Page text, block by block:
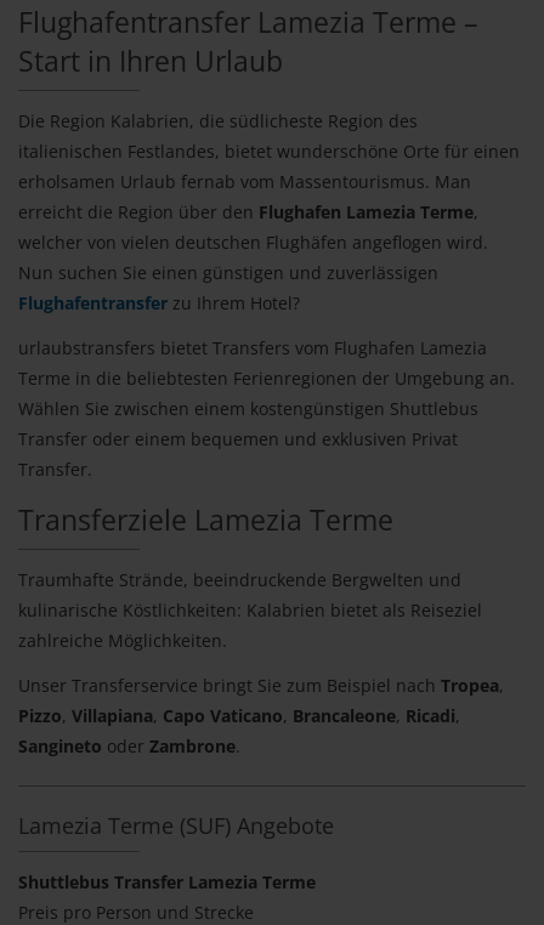
Flughafentransfer Lamezia Terme –
Start in Ihren Urlaub
Die Region Kalabrien, die südlicheste Region des
italienischen Festlandes, bietet wunderschöne Orte für einen
erholsamen Urlaub fernab vom Massentourismus. Man
erreicht die Region über den Flughafen Lamezia Terme,
welcher von vielen deutschen Flughäfen angeflogen wird.
Nun suchen Sie einen günstigen und zuverlässigen
Flughafentransfer zu Ihrem Hotel?
urlaubstransfers bietet Transfers vom Flughafen Lamezia
Terme in die beliebtesten Ferienregionen der Umgebung an.
Wählen Sie zwischen einem kostengünstigen Shuttlebus
Transfer oder einem bequemen und exklusiven Privat
Transfer.
Transferziele Lamezia Terme
Traumhafte Strände, beeindruckende Bergwelten und
kulinarische Köstlichkeiten: Kalabrien bietet als Reiseziel
zahlreiche Möglichkeiten.
Unser Transferservice bringt Sie zum Beispiel nach Tropea,
Pizzo, Villapiana, Capo Vaticano, Brancaleone, Ricadi,
Sangineto oder Zambrone.
Lamezia Terme (SUF) Angebote
Shuttlebus Transfer Lamezia Terme
Preis pro Person und Strecke